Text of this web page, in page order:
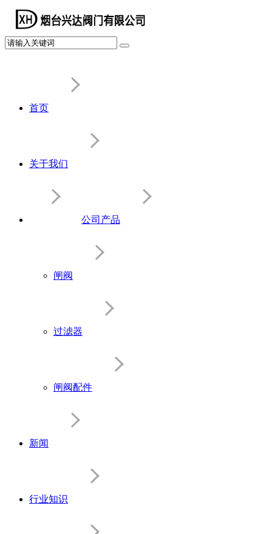
首页
关于我们
公司产品
闸阀
过滤器
闸阀配件
新闻
行业知识